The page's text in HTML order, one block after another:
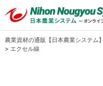
農業資材の通販【日本農業システム】
> エクセル線